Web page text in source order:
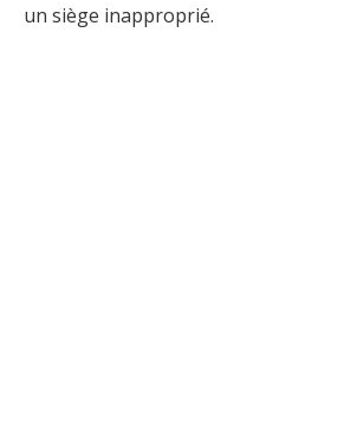
un siège inapproprié.